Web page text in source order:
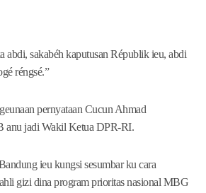
abdi, sakabéh kaputusan Républik ieu, abdi
réngsé.”
pernyataan Cucun Ahmad
anu jadi Wakil Ketua DPR-RI.
ieu kungsi sesumbar ku cara
gizi dina program prioritas nasional MBG